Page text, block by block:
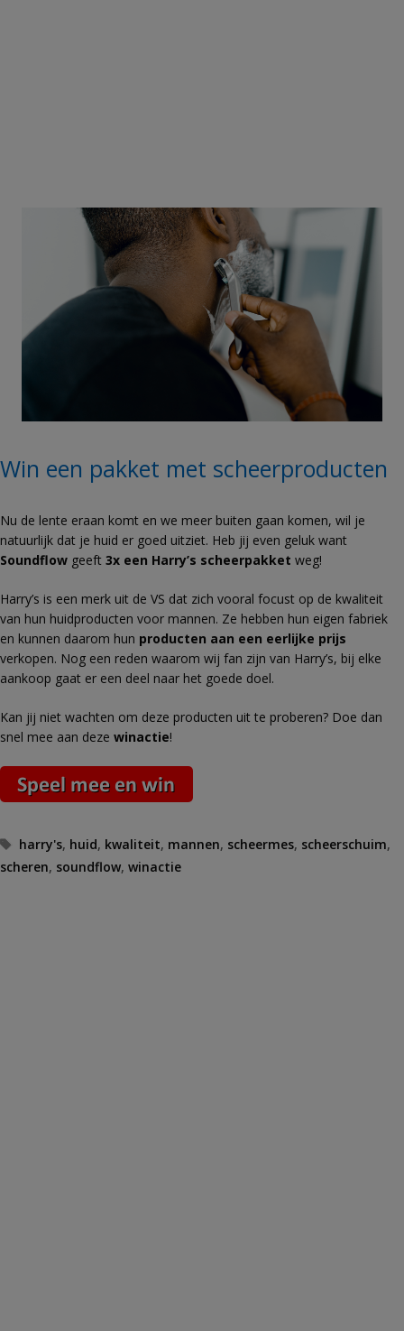
Win een pakket met scheerproducten
Nu de lente eraan komt en we meer buiten gaan komen, wil je
natuurlijk dat je huid er goed uitziet. Heb jij even geluk want
Soundflow geeft 3x een Harry’s scheerpakket weg!
Harry’s is een merk uit de VS dat zich vooral focust op de kwaliteit
van hun huidproducten voor mannen. Ze hebben hun eigen fabriek
en kunnen daarom hun producten aan een eerlijke prijs
verkopen. Nog een reden waarom wij fan zijn van Harry’s, bij elke
aankoop gaat er een deel naar het goede doel.
Kan jij niet wachten om deze producten uit te proberen? Doe dan
snel mee aan deze winactie!
Tags
harry's, huid, kwaliteit, mannen, scheermes, scheerschuim,
scheren, soundflow, winactie